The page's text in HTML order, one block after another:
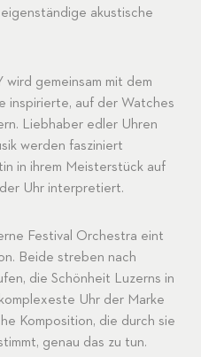
akustische
wird gemeinsam mit dem
inspirierte, auf der Watches
Liebhaber edler Uhren
werden fasziniert
in ihrem Meisterstück auf
Uhr interpretiert.
Festival Orchestra eint
Beide streben nach
die Schönheit Luzerns in
Uhr der Marke
Komposition, die durch sie
genau das zu tun.